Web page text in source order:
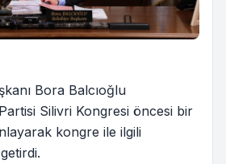
Bora Balcıoğlu
Silivri Kongresi öncesi bir
kongre ile ilgili